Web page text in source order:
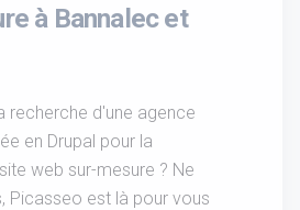
à Bannalec et
recherche d'une agence
en Drupal pour la
web sur-mesure ? Ne
Picasseo est là pour vous